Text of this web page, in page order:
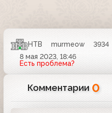
НТВ murmeow
3934
8 мая 2023, 18:46
Есть проблема?
Комментарии 0